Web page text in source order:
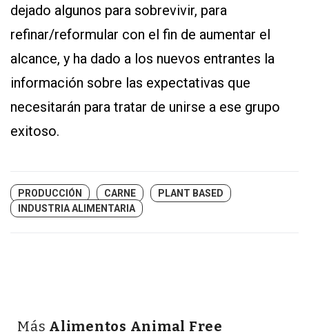
dejado algunos para sobrevivir, para
refinar/reformular con el fin de aumentar el
alcance, y ha dado a los nuevos entrantes la
información sobre las expectativas que
necesitarán para tratar de unirse a ese grupo
exitoso.
PRODUCCIÓN CARNE
PLANT BASED
INDUSTRIA ALIMENTARIA
Más Alimentos Animal Free